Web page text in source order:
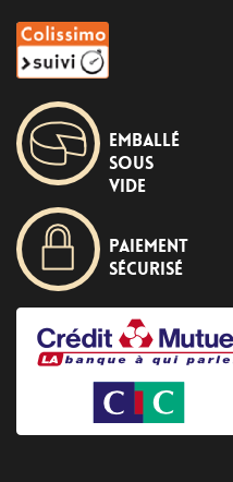
Emballé
sous
vide
Paiement
sécurisé